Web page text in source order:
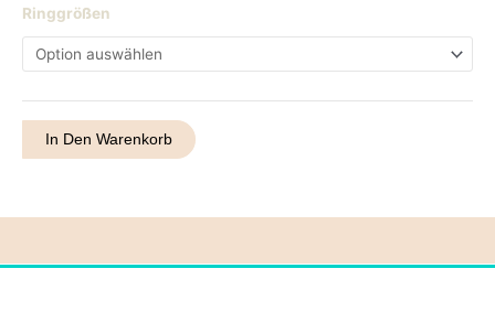
Ringgrößen
Ring
17
Menge
In Den Warenkorb